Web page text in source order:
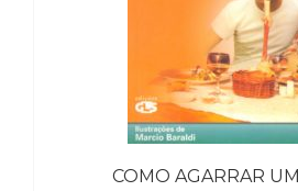
COMO AGARRAR